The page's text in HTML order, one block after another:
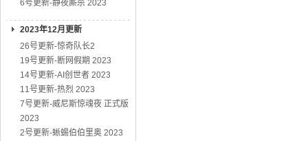
6号更新-静夜厮杀 2023
2023年12月更新
26号更新-惊奇队长2
19号更新-断网假期 2023
14号更新-AI创世者 2023
11号更新-热烈 2023
7号更新-威尼斯惊魂夜 正式版
2023
2号更新-蜥蜴伯伯里奥 2023